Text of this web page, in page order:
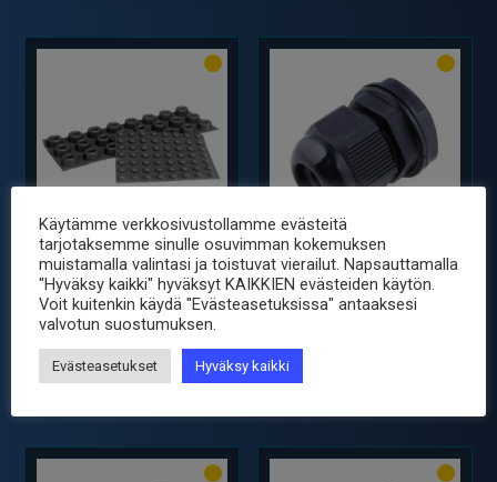
määrä
SJ-5003HA
KUMITASSU HARMAA
11X5MM
€ 0.25 sis. ALV25.5%
-
KUMITASSU
HARMAA
11X5MM
+
EG9
LÄPIVIENTIERISTE 4-8MM
IP68 MUSTA
-
LÄPIVIENTIERISTE
4-
8MM
Käytämme verkkosivustollamme evästeitä
tarjotaksemme sinulle osuvimman kokemuksen
muistamalla valintasi ja toistuvat vierailut. Napsauttamalla
"Hyväksy kaikki" hyväksyt KAIKKIEN evästeiden käytön.
Voit kuitenkin käydä "Evästeasetuksissa" antaaksesi
valvotun suostumuksen.
Evästeasetukset Hyväksy kaikki